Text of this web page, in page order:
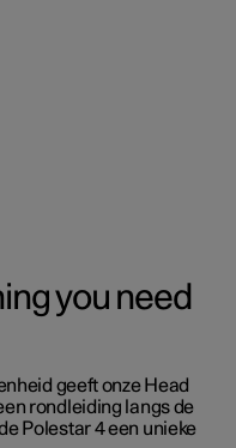
you need
geeft onze Head
rondleiding langs de
Polestar 4 een unieke